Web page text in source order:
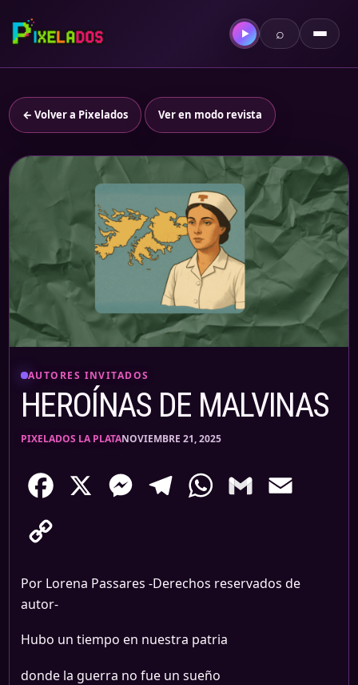
▶ ⌕
← Volver a Pixelados Ver en modo revista
AUTORES INVITADOS
HEROÍNAS DE MALVINAS
PIXELADOS LA PLATANOVIEMBRE 21, 2025
Facebook MessengerTelegramWhatsAppGmail
Por Lorena Passares -Derechos reservados de
autor-
Hubo un tiempo en nuestra patria
donde la guerra no fue un sueño